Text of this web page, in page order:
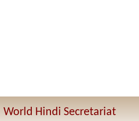
World Hindi Secretariat